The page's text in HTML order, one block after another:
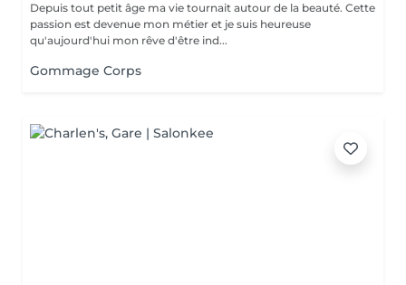
Depuis tout petit âge ma vie tournait autour de la beauté. Cette
passion est devenue mon métier et je suis heureuse
qu'aujourd'hui mon rêve d'être ind...
Gommage Corps